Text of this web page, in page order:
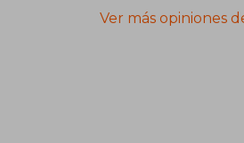
Ver más opiniones